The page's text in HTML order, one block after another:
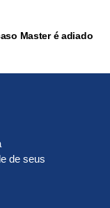
Master é adiado
de seus